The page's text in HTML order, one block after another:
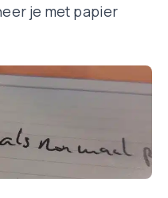
je met papier